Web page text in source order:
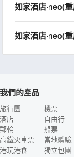
如家酒店·neo(
如家酒店·neo(
我們的產品
旅行團
酒店
郵輪
高鐵火車票
港玩港食
機票
自由行
船票
當地體驗
獨立包團